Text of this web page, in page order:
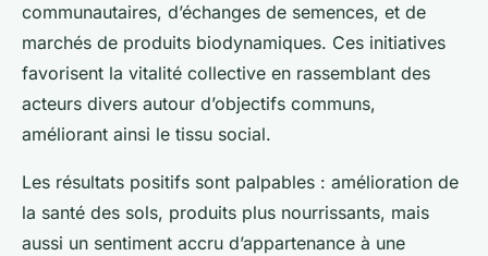
communautaires, d’échanges de semences, et de
marchés de produits biodynamiques. Ces initiatives
favorisent la vitalité collective en rassemblant des
acteurs divers autour d’objectifs communs,
améliorant ainsi le tissu social.
Les résultats positifs sont palpables : amélioration de
la santé des sols, produits plus nourrissants, mais
aussi un sentiment accru d’appartenance à une